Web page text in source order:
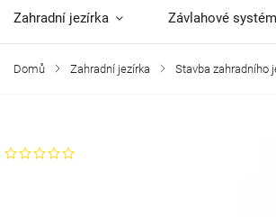
Zahradní jezírka Závlahové
Domů / Zahradní jezírka / Stavba zahradního